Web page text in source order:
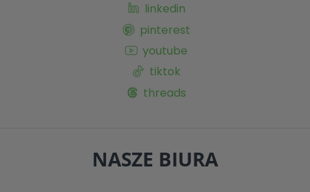
linkedin
pinterest
youtube
tiktok
threads
NASZE BIURA